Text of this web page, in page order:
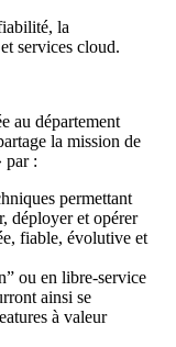
la
services cloud.
au département
la mission de
par :
permettant
déployer et opérer
fiable, évolutive et
ou en libre-service
ainsi se
à valeur